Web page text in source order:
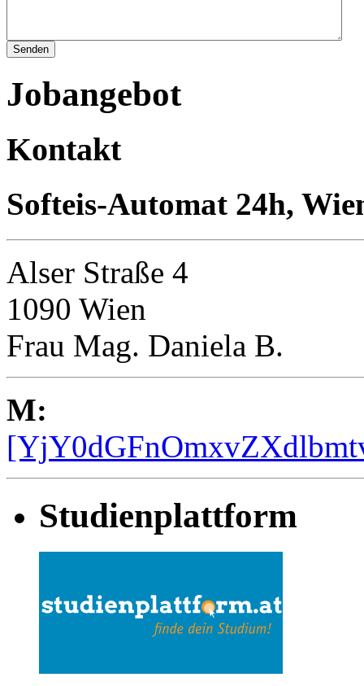
Jobangebot
Kontakt
Softeis-Automat 24h,
Alser Straße 4
1090 Wien
Frau Mag. Daniela B.
M:
Studienplattform